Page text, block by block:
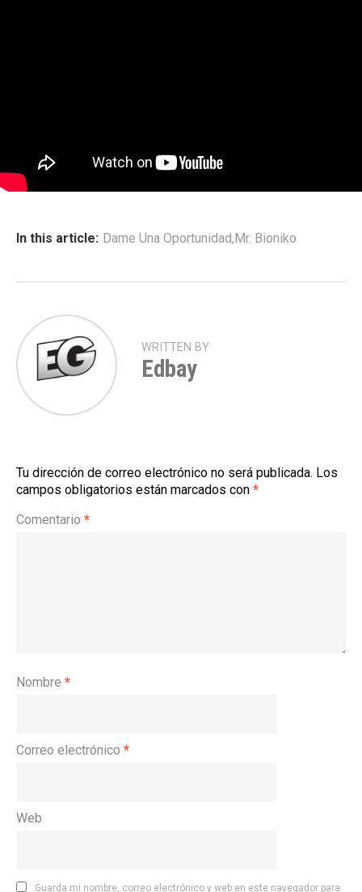
In this article: Dame Una Oportunidad,Mr. Bioniko
WRITTEN BY
Edbay
Tu dirección de correo electrónico no será publicada. Los
campos obligatorios están marcados con *
Comentario *
Nombre *
Correo electrónico *
Web
Guarda mi nombre, correo electrónico y web en este navegador para